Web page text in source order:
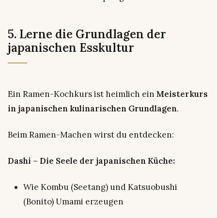
5. Lerne die Grundlagen der
japanischen Esskultur
Ein Ramen-Kochkurs ist heimlich ein Meisterkurs
in japanischen kulinarischen Grundlagen.
Beim Ramen-Machen wirst du entdecken:
Dashi – Die Seele der japanischen Küche:
Wie Kombu (Seetang) und Katsuobushi
(Bonito) Umami erzeugen